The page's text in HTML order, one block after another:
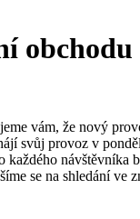
obchodu
vám, že nový
svůj provoz v
každého návštěvníka
se na shledání ve